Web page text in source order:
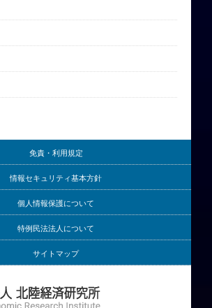
免責・利用規定
情報セキュリティ基本方針
個人情報保護について
特例民法法人について
サイトマップ